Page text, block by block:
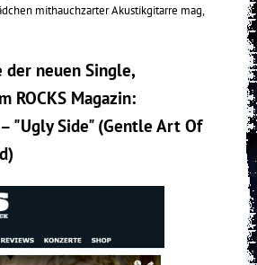
mithauchzarter Akustikgitarre mag,
neuen Single,
ROCKS Magazin:
"Ugly Side" (Gentle Art Of